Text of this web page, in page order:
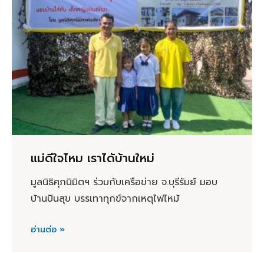
แม่ดีใจไหม เราได้บ้านใหม่
มูลนิธิศุภนิมิตฯ ร่วมกับเครือข่าย จ.บุรีรัมย์ มอบ
บ้านปันสุข บรรเทาทุกข์จากเหตุไฟไหม้
อ่านต่อ »